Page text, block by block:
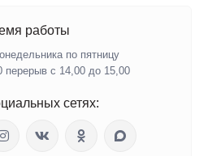
работы
по пятницу
перерыв с 14,00 до 15,00
сетях: